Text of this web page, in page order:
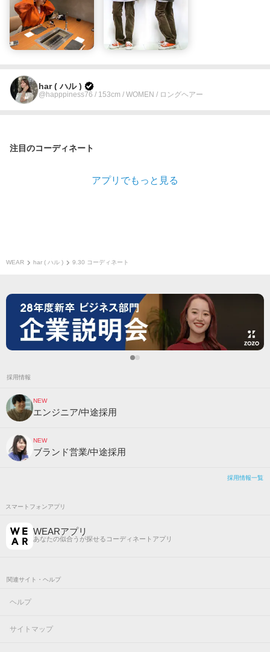
har ( ハル )
@happpiness76 / 153cm / WOMEN / ロングヘアー
注目のコーディネート
アプリでもっと見る
WEAR har ( ハル ) 9.30 コーディネート
採用情報
NEW
エンジニア/中途採用
NEW
ブランド営業/中途採用
採用情報一覧
スマートフォンアプリ
WEARアプリ
あなたの似合うが探せるコーディネートアプリ
関連サイト・ヘルプ
ヘルプ
サイトマップ